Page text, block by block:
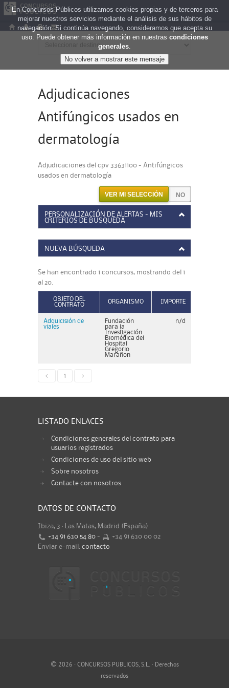
Adjudicaciones
Antifúngicos usados en
dermatología
Adjudicaciones del cpv 33631100 - Antifúngicos
usados en dermatología
VER MI SELECCIÓN
PERSONALIZACIÓN DE ALERTAS - MIS
CRITERIOS DE BÚSQUEDA
NUEVA BÚSQUEDA
Se han encontrado 1 concursos, mostrando del 1
al 20.
OBJETO DEL
CONTRATO
ORGANISMO IMPORTE
Adquicisión de
viales
Fundación
para la
Investigación
Biomédica del
Hospital
Gregorio
Marañon
n/d
< 1 >
LISTADO ENLACES
Condiciones generales del contrato para
usuarios registrados
Condiciones de uso del sitio web
Sobre nosotros
Contacte con nosotros
DATOS DE CONTACTO
Ibiza, 3 · Las Matas, Madrid (España)
+34 91 630 54 80 -
+34 91 630 00 02
Enviar e-mail: contacto
© 2026 · CONCURSOS PUBLICOS, S.L. · Derechos
reservados
En Concursos Públicos utilizamos cookies propias y de terceros para
mejorar nuestros servicios mediante el análisis de sus hábitos de
navegación. Si continúa navegando, consideramos que acepta su
uso. Puede obtener más información en nuestras condiciones
generales.